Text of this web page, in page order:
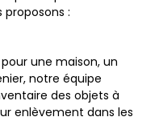
proposons :
une maison, un
notre équipe
des objets à
enlèvement dans les